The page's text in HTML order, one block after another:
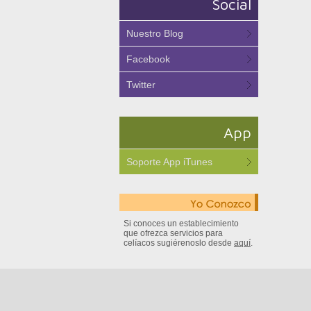
Social
Nuestro Blog
Facebook
Twitter
App
Soporte App iTunes
Si conoces un establecimiento
que ofrezca servicios para
celíacos sugiérenoslo desde aquí.